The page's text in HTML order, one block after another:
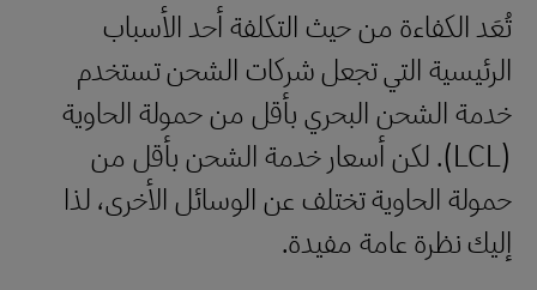
تُعَد الكفاءة من حيث التكلفة أحد الأسباب
الرئيسية التي تجعل شركات الشحن تستخدم
خدمة الشحن البحري بأقل من حمولة الحاوية
(LCL). لكن أسعار خدمة الشحن بأقل من
حمولة الحاوية تختلف عن الوسائل الأخرى، لذا
إليك نظرة عامة مفيدة.